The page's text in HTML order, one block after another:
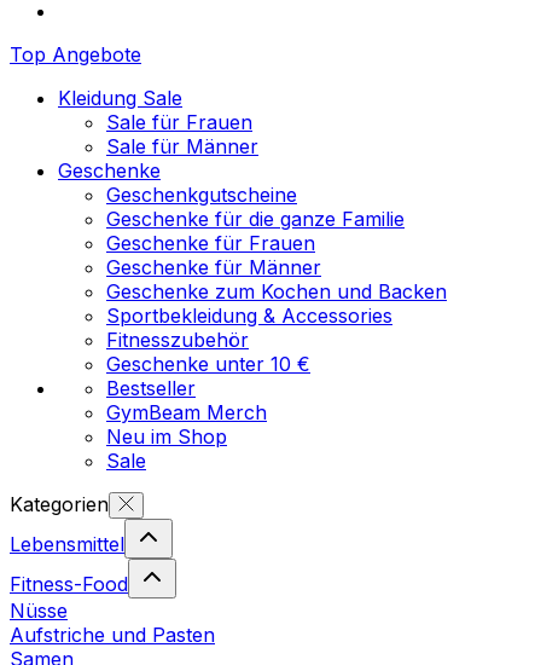
Top Angebote
Kleidung Sale
Sale für Frauen
Sale für Männer
Geschenke
Geschenkgutscheine
Geschenke für die ganze Familie
Geschenke für Frauen
Geschenke für Männer
Geschenke zum Kochen und Backen
Sportbekleidung & Accessories
Fitnesszubehör
Geschenke unter 10 €
Bestseller
GymBeam Merch
Neu im Shop
Sale
Kategorien
Lebensmittel
Fitness-Food
Nüsse
Aufstriche und Pasten
Samen